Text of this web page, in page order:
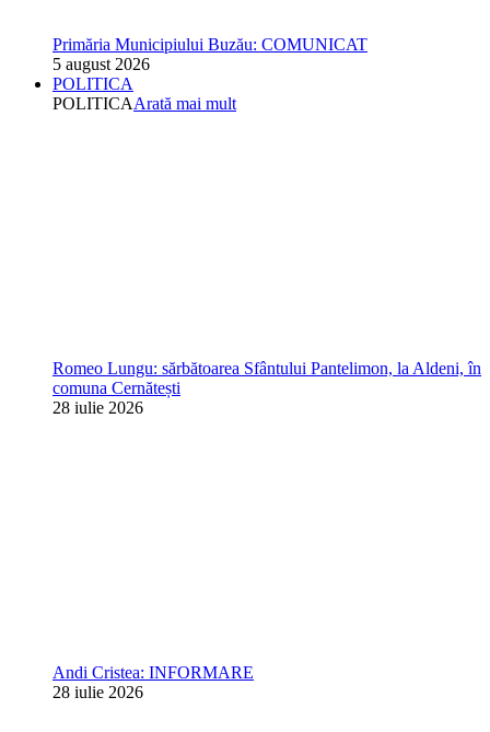
Primăria Municipiului Buzău: COMUNICAT
5 august 2026
POLITICA
POLITICAArată mai mult
Romeo Lungu: sărbătoarea Sfântului Pantelimon, la Aldeni, în
comuna Cernătești
28 iulie 2026
Andi Cristea: INFORMARE
28 iulie 2026